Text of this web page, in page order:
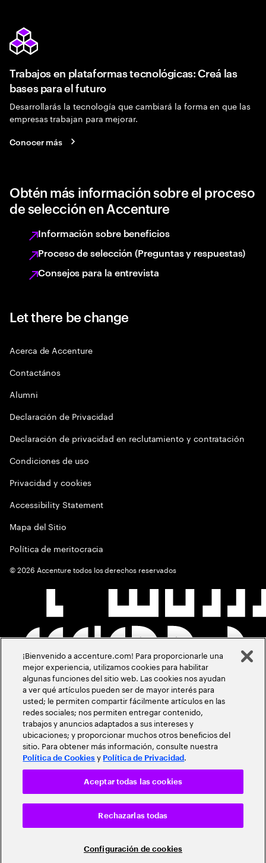
Trabajos en plataformas tecnológicas: Creá las
bases para el futuro
Desarrollarás la tecnología que cambiará la forma en que las
empresas trabajan para mejorar.
Conocer más
Obtén más información sobre el proceso
de selección en Accenture
Información sobre beneficios
Proceso de selección (Preguntas y respuestas)
Consejos para la entrevista
Let there be change
Acerca de Accenture
Contactános
Alumni
Declaración de Privacidad
Declaración de privacidad en reclutamiento y contratación
Condiciones de uso
Privacidad y cookies
Accessibility Statement
Mapa del Sitio
Política de meritocracia
©2026 Accenture todos los derechos reservados
¡Bienvenido a accenture.com! Para proporcionarle una
mejor experiencia, utilizamos cookies para habilitar
algunas funciones del sitio web. Las cookies nos ayudan
a ver qué artículos pueden ser de mayor interés para
usted; le permiten compartir fácilmente artículos en las
redes sociales; nos permiten entregar contenido,
trabajos y anuncios adaptados a sus intereses y
ubicaciones; y proporcionar muchos otros beneficios del
sitio. Para obtener más información, consulte nuestra
Política de Cookies y Política de Privacidad .
Configuración de cookies
Rechazarlas todas
Aceptar todas las cookies